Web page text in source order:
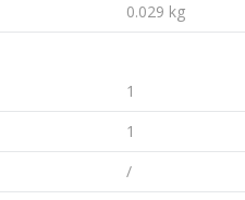
0.029 kg
1
1
/